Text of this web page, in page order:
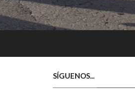
SÍGUENOS...